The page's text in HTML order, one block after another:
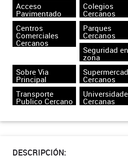
Acceso
Pavimentado
Colegios
Cercanos
Centros
Comerciales
Cercanos
Parques
Cercanos
Seguridad
zona
Sobre Via
Principal
Cercanos
Transporte
Publico Cercano Cercanas
DESCRIPCIÓN: